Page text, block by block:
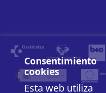
Consentimiento
cookies
Esta web utiliza